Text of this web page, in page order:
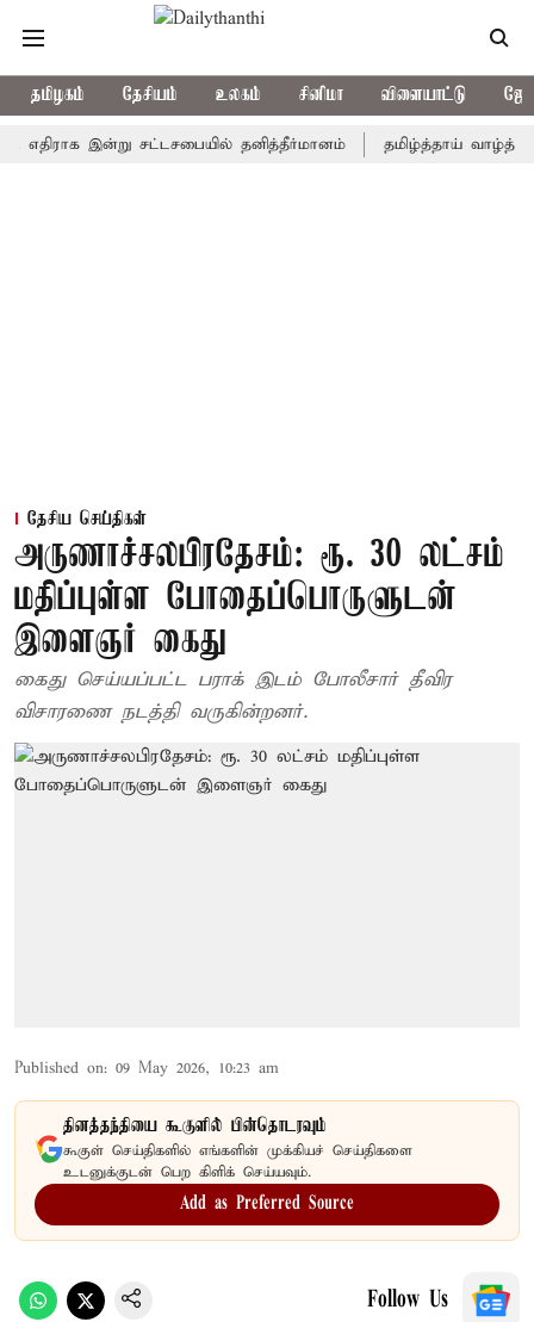
தமிழகம் தேசியம் உலகம் சினிமா விளையாட்டு
இன்று சட்டசபையில் தனித்தீர்மானம் தமிழ்த்தாய் வாழ்த்து
தேசிய செய்திகள்
அருணாச்சலபிரதேசம்: ரூ. 30 லட்சம்
மதிப்புள்ள போதைப்பொருளுடன்
இளைஞர் கைது
கைது செய்யப்பட்ட பராக் இடம் போலீசார் தீவிர
விசாரணை நடத்தி வருகின்றனர்.
Published on: 09 May 2026, 10:23 am
தினத்தந்தியை கூகுளில் பின்தொடரவும்
கூகுள் செய்திகளில் எங்களின் முக்கியச் செய்திகளை
உடனுக்குடன் பெற கிளிக் செய்யவும்.
Add as Preferred Source
Follow Us